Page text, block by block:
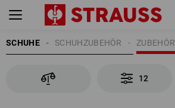
SCHUHE ZUBEHÖR
SCHUHZUBEHÖR
12